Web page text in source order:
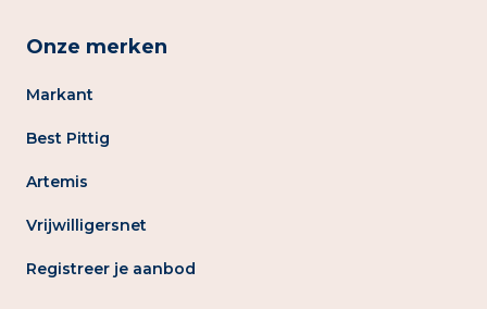
Onze merken
Markant
Best Pittig
Artemis
Vrijwilligersnet
Registreer je aanbod